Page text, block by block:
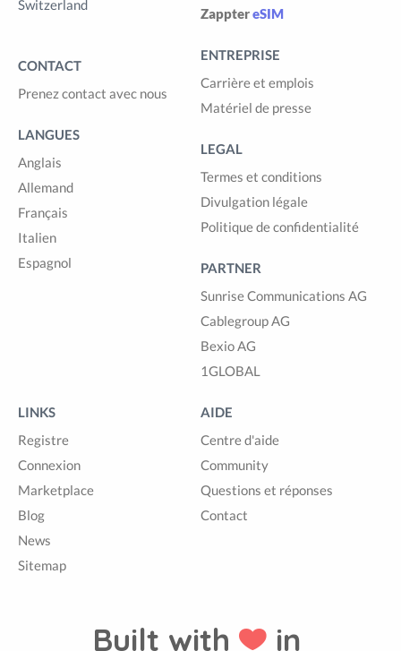
Switzerland
CONTACT
Prenez contact avec nous
LANGUES
Anglais
Allemand
Français
Italien
Espagnol
ZapptereSIM
ENTREPRISE
Carrière et emplois
Matériel de presse
LEGAL
Termes et conditions
Divulgation légale
Politique de confidentialité
PARTNER
Sunrise Communications AG
Cablegroup AG
Bexio AG
1GLOBAL
LINKS
Registre
Connexion
Marketplace
Blog
News
Sitemap
AIDE
Centre d'aide
Community
Questions et réponses
Contact
Built with in